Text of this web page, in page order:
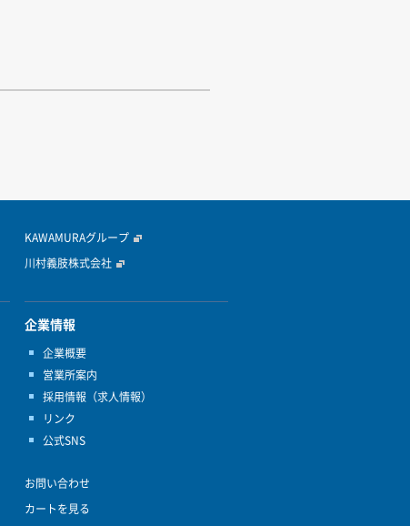
KAWAMURAグループ
川村義肢株式会社
企業情報
企業概要
営業所案内
採用情報（求人情報）
リンク
公式SNS
お問い合わせ
カートを見る